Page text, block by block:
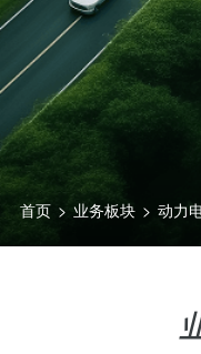
首页 > 业务板块 > 动力